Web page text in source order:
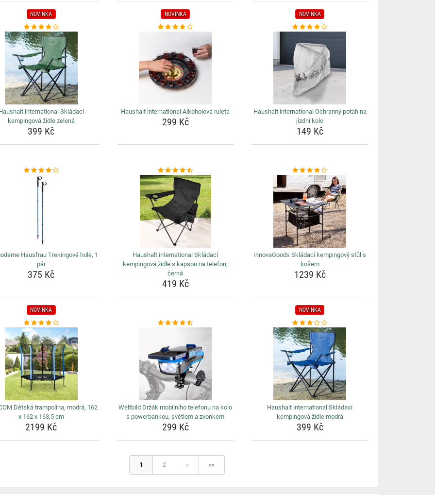
NOVINKA
international Skládací
kempingová židle zelená
399 Kč
NOVINKA
Haushalt international Alkoholová ruleta
299 Kč
NOVINKA
Haushalt international Ochranný potah na
jízdní kolo
149 Kč
Hausfrau Trekingové hole, 1
pár
375 Kč
Haushalt international Skládací
kempingová židle s kapsou na telefon,
černá
419 Kč
InnovaGoods Skládací kempingový stůl s
košem
1239 Kč
NOVINKA
Dětská trampolína, modrá, 162
x 162 x 163,5 cm
2199 Kč
Weltbild Držák mobilního telefonu na kolo
s powerbankou, světlem a zvonkem
299 Kč
NOVINKA
Haushalt international Skládací
kempingová židle modrá
399 Kč
1 2 » »»